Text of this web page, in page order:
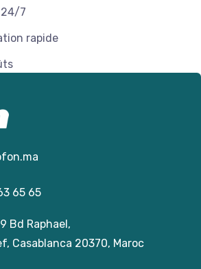
7
rapide
65 65
Bd Raphael,
Casablanca 20370, Maroc